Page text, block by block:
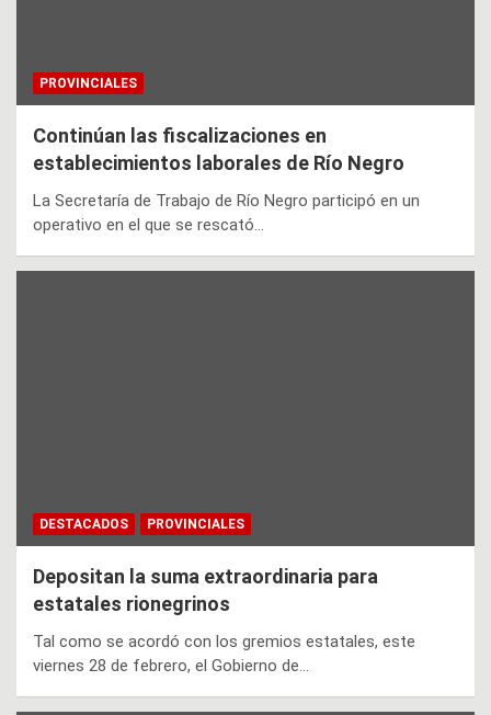
PROVINCIALES
Continúan las fiscalizaciones en
establecimientos laborales de Río Negro
La Secretaría de Trabajo de Río Negro participó en un
operativo en el que se rescató…
DESTACADOS PROVINCIALES
Depositan la suma extraordinaria para
estatales rionegrinos
Tal como se acordó con los gremios estatales, este
viernes 28 de febrero, el Gobierno de…